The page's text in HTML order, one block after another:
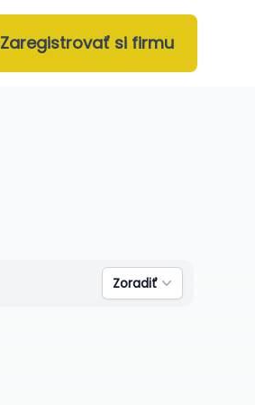
Zaregistrovať si firmu
Zoradiť